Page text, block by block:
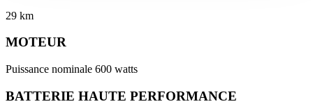
29 km
MOTEUR
Puissance nominale 600 watts
BATTERIE HAUTE PERFORMANCE